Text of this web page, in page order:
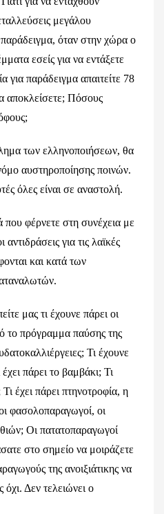
μεγάλου
όταν στην χώρα ο
εσείς για να εντάξετε
για παράδειγμα απαιτείτε 78
Πόσους
των ελληνοποιήσεων, θα
αυστηροποίησης ποινών.
όλες είναι σε αναστολή.
φέρνετε στη συνέχεια με
για τις λαϊκές
και κατά των
μας τι έχουνε πάρει οι
το πρόγραμμα παύσης της
Τι έχουνε
πάρει το βαμβάκι; Τι
έχει πάρει πτηνοτροφία, η
φασολοπαραγωγοί, οι
Οι πατατοπαραγωγοί
στο σημείο να μοιράζετε
της ανοιξιάτικης να
όχι. Δεν τελειώνει ο